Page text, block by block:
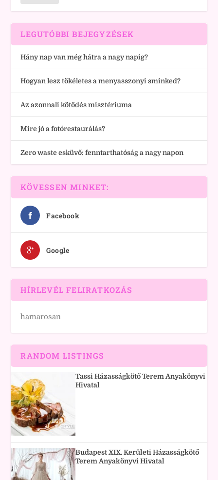
LEGUTÓBBI BEJEGYZÉSEK
Hány nap van még hátra a nagy napig?
Hogyan lesz tökéletes a menyasszonyi sminked?
Az azonnali kötődés misztériuma
Mire jó a fotórestaurálás?
Zero waste esküvő: fenntarthatóság a nagy napon
KÖVESSEN MINKET:
Facebook
Google
HÍRLEVÉL FELIRATKOZÁS
hamarosan
RANDOM LISTINGS
Tassi Házasságkötő Terem Anyakönyvi
Hivatal
Budapest XIX. Kerületi Házasságkötő
Terem Anyakönyvi Hivatal